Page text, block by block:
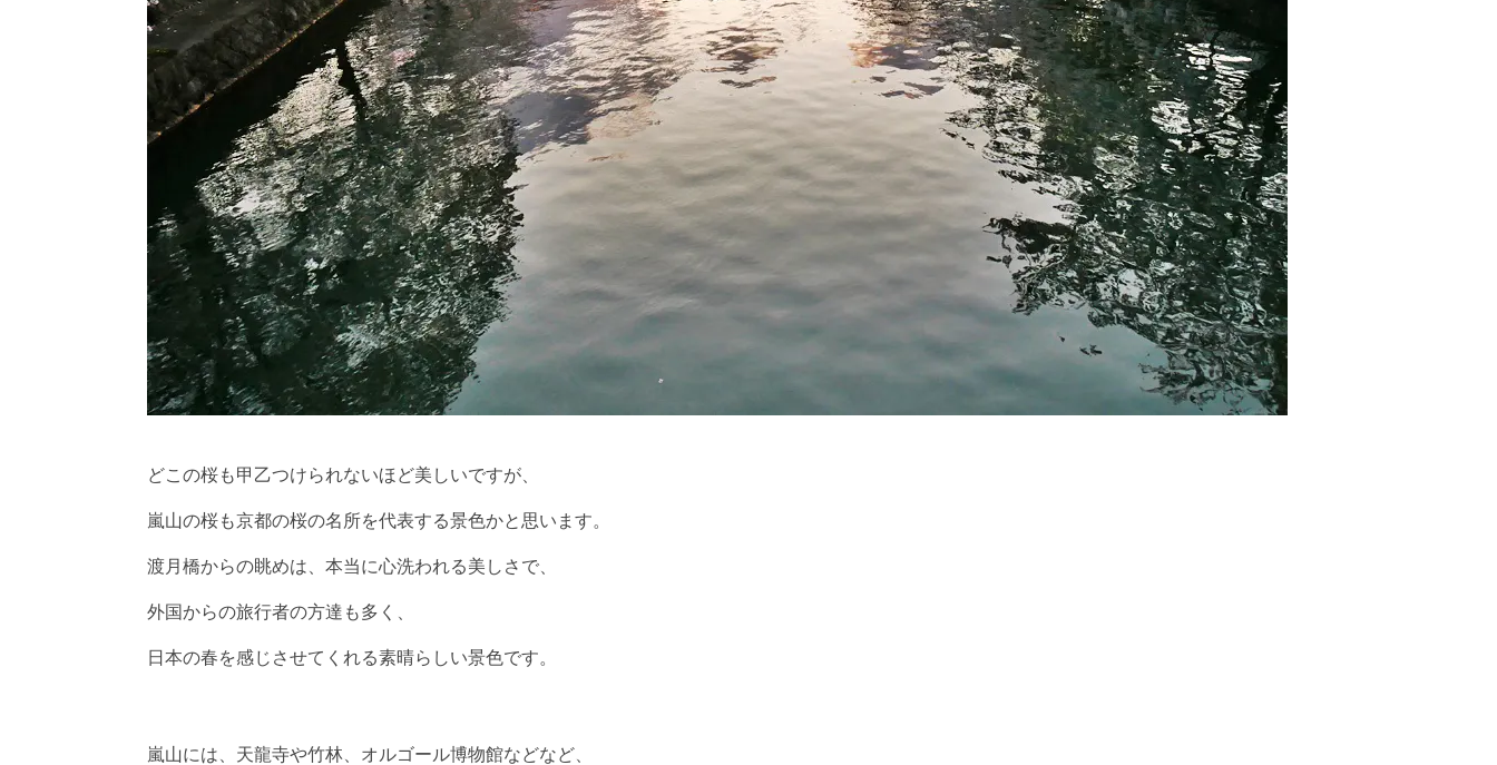
どこの桜も甲乙つけられないほど美しいですが、
嵐山の桜も京都の桜の名所を代表する景色かと思います。
渡月橋からの眺めは、本当に心洗われる美しさで、
外国からの旅行者の方達も多く、
日本の春を感じさせてくれる素晴らしい景色です。
嵐山には、天龍寺や竹林、オルゴール博物館などなど、